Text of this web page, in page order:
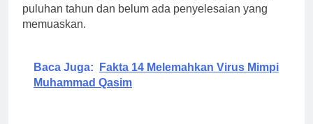
puluhan tahun dan belum ada penyelesaian yang
memuaskan.
Baca Juga:
Fakta 14 Melemahkan Virus Mimpi
Muhammad Qasim